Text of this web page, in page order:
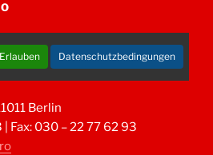
Datenschutzbedingungen
Berlin
Fax: 030 – 22 77 62 93